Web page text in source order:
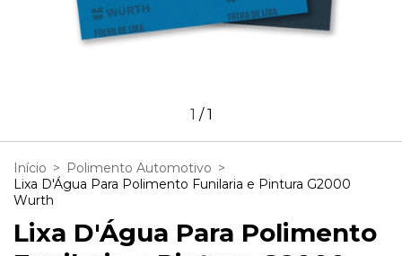
1 /1
Início > Polimento Automotivo >
Lixa D'Água Para Polimento Funilaria e Pintura G2000
Wurth
Lixa D'Água Para Polimento